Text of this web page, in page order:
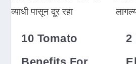
10 Tomato
2